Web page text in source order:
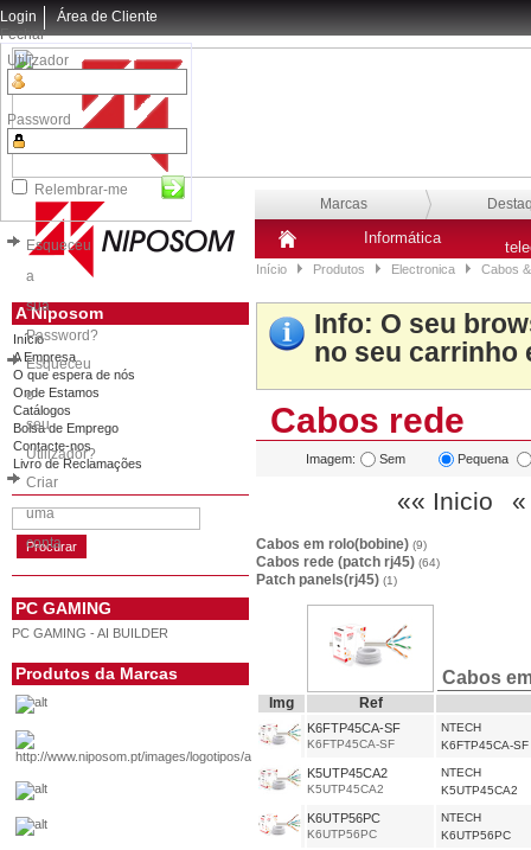
Login
Fechar
Utilizador
Password
Relembrar-me
Esqueceu
a
sua
Password?
Esqueceu
o
seu
Utilizador?
Criar
uma
conta
Área de Cliente
Marcas
Informática
Início Produtos Electronica Cabos
A Niposom
Início
A Empresa
O que espera de nós
Onde Estamos
Catálogos
Bolsa de Emprego
Contacte-nos
Livro de Reclamações
PC GAMING
PC GAMING - AI BUILDER
Produtos da Marcas
Info: O seu
no seu carrinho
Cabos rede
Imagem: Sem Pequena
«« Inicio «
Cabos em rolo(bobine) (9)
Cabos rede (patch rj45) (64)
Patch panels(rj45) (1)
Cabos
Img Ref
K6FTP45CA-SF
K6FTP45CA-SF
NTECH
K6FTP45CA-SF
K5UTP45CA2
K5UTP45CA2
NTECH
K5UTP45CA2
K6UTP56PC
K6UTP56PC
NTECH
K6UTP56PC